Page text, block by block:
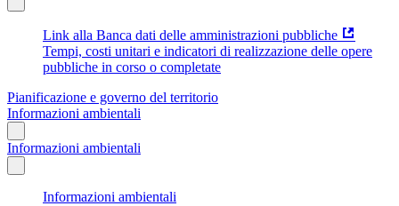
Link alla Banca dati delle amministrazioni pubbliche
Tempi, costi unitari e indicatori di realizzazione delle opere
pubbliche in corso o completate
Pianificazione e governo del territorio
Informazioni ambientali
Informazioni ambientali
Informazioni ambientali